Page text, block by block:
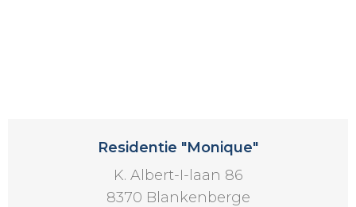
Residentie "Monique"
K. Albert-I-laan 86
8370 Blankenberge